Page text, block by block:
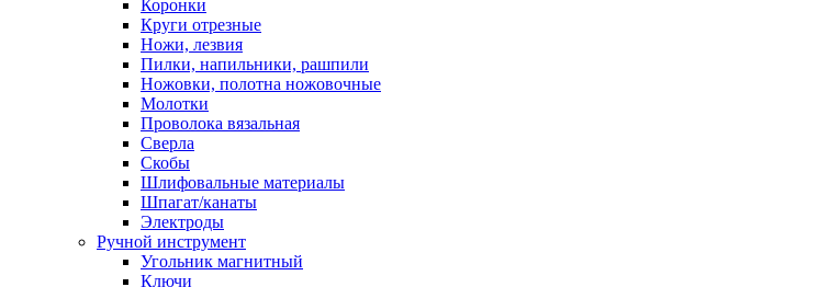
Коронки
Круги отрезные
Ножи, лезвия
Пилки, напильники, рашпили
Ножовки, полотна ножовочные
Молотки
Проволока вязальная
Сверла
Скобы
Шлифовальные материалы
Шпагат/канаты
Электроды
Ручной инструмент
Угольник магнитный
Ключи